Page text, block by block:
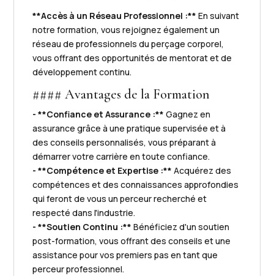
**Accès à un Réseau Professionnel :** En suivant
notre formation, vous rejoignez également un
réseau de professionnels du perçage corporel,
vous offrant des opportunités de mentorat et de
développement continu.
#### Avantages de la Formation
- **Confiance et Assurance :** Gagnez en
assurance grâce à une pratique supervisée et à
des conseils personnalisés, vous préparant à
démarrer votre carrière en toute confiance.
- **Compétence et Expertise :** Acquérez des
compétences et des connaissances approfondies
qui feront de vous un perceur recherché et
respecté dans l'industrie.
- **Soutien Continu :** Bénéficiez d'un soutien
post-formation, vous offrant des conseils et une
assistance pour vos premiers pas en tant que
perceur professionnel.